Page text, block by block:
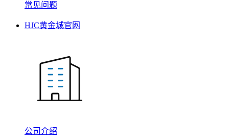
常见问题
HJC黄金城官网
公司介绍